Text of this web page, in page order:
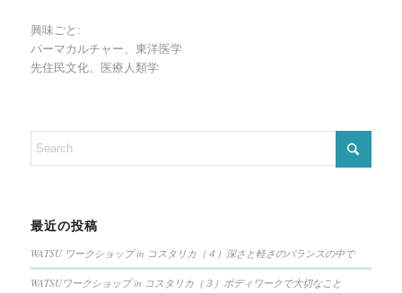
興味ごと:
パーマカルチャー、東洋医学
先住民文化、医療人類学
最近の投稿
WATSU ワークショップ in コスタリカ（４）深さと軽さのバランスの中で
WATSUワークショップ in コスタリカ（３）ボディワークで大切なこと